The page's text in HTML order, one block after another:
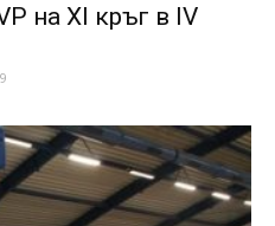
на XI кръг в IV